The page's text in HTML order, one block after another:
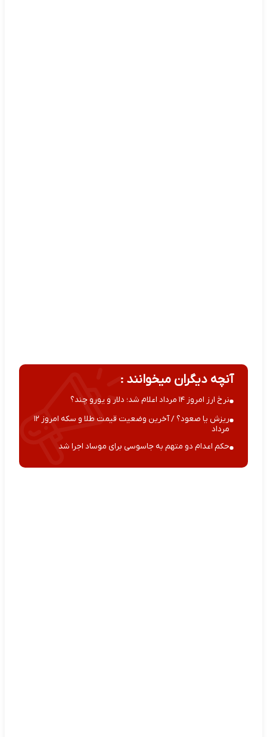
آنچه دیگران میخوانند :
نرخ ارز امروز ۱۴ مرداد اعلام شد؛ دلار و یورو چند؟
ریزش یا صعود؟ / آخرین وضعیت قیمت طلا و سکه امروز ۱۲
مرداد
حکم اعدام دو متهم به جاسوسی برای موساد اجرا شد